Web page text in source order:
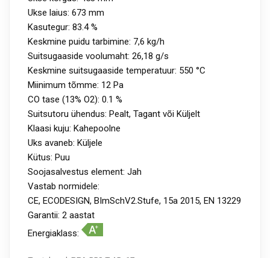
Ukse laius: 673 mm
Kasutegur: 83.4 %
Keskmine puidu tarbimine: 7,6 kg/h
Suitsugaaside voolumaht: 26,18 g/s
Keskmine suitsugaaside temperatuur: 550 °C
Miinimum tõmme: 12 Pa
CO tase (13% O2): 0.1 %
Suitsutoru ühendus: Pealt, Tagant või Küljelt
Klaasi kuju: Kahepoolne
Uks avaneb: Küljele
Kütus: Puu
Soojasalvestus element: Jah
Vastab normidele:
CE, ECODESIGN, BImSchV2.Stufe, 15a 2015, EN 13229
Garantii: 2 aastat
Energiaklass: